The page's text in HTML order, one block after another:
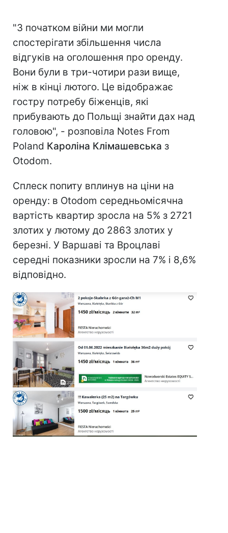
"З початком війни ми могли
спостерігати збільшення числа
відгуків на оголошення про оренду.
Вони були в три-чотири рази вище,
ніж в кінці лютого. Це відображає
гостру потребу біженців, які
прибувають до Польщі знайти дах над
головою", - розповіла Notes From
Poland Кароліна Клімашевська з
Otodom.
Сплеск попиту вплинув на ціни на
оренду: в Otodom середньомісячна
вартість квартир зросла на 5% з 2721
злотих у лютому до 2863 злотих у
березні. У Варшаві та Вроцлаві
середні показники зросли на 7% і 8,6%
відповідно.